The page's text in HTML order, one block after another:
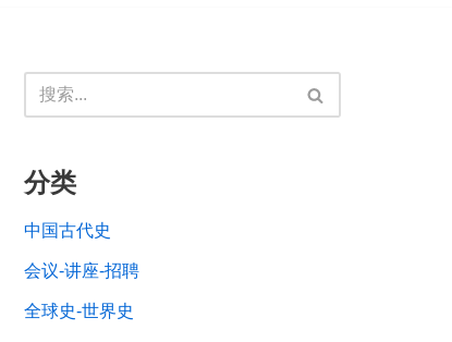
分类
中国古代史
会议-讲座-招聘
全球史-世界史